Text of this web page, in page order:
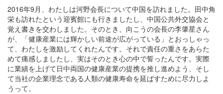
2016年9月、わたしは河野会長について中国を訪れました。田中角
栄も訪れたという迎賓館にも行きましたし、中国公共外交協会と
覚え書きを交わしました。そのとき、向こうの会長の李肇星さん
が、「健康産業には輝かしい前途が広がっている」とおっしゃっ
て、わたしを激励してくれたんです。それで責任の重さをあらた
めて痛感しましたし、実はそのとき心の中で誓ったんです。実際
に業績を上げて日中両国の健康産業の提携を推し進めよう、そし
て当社の企業理念である人類の健康寿命を延ばすために尽力しよ
うって。